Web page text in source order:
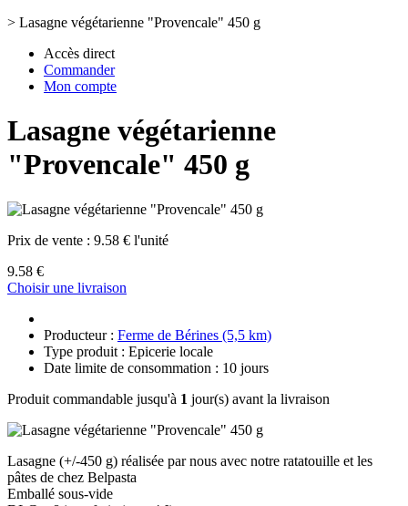
> Lasagne végétarienne "Provencale" 450 g
Accès direct
Commander
Mon compte
Lasagne végétarienne
"Provencale" 450 g
Prix de vente : 9.58 € l'unité
9.58 €
Choisir une livraison
Producteur : Ferme de Bérines (5,5 km)
Type produit : Epicerie locale
Date limite de consommation : 10 jours
Produit commandable jusqu'à 1 jour(s) avant la livraison
Lasagne (+/-450 g) réalisée par nous avec notre ratatouille et les
pâtes de chez Belpasta
Emballé sous-vide